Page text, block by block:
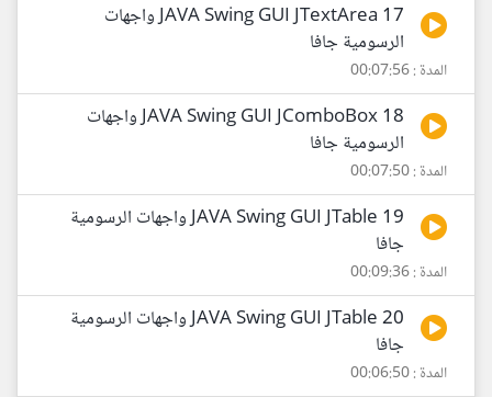
17 JAVA Swing GUI JTextArea واجهات
الرسومية جافا
المدة : 00:07:56
18 JAVA Swing GUI JComboBox واجهات
الرسومية جافا
المدة : 00:07:50
19 JAVA Swing GUI JTable واجهات الرسومية
جافا
المدة : 00:09:36
20 JAVA Swing GUI JTable واجهات الرسومية
جافا
المدة : 00:06:50